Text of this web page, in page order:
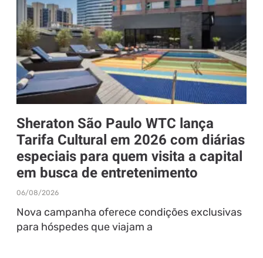
Sheraton São Paulo WTC lança
Tarifa Cultural em 2026 com diárias
especiais para quem visita a capital
em busca de entretenimento
06/08/2026
Nova campanha oferece condições exclusivas
para hóspedes que viajam a